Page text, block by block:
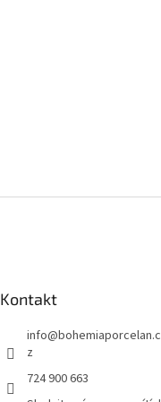
Kontakt
info@bohemiaporcelan.c
z
724 900 663